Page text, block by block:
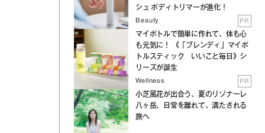
シュ ボディトリマーが進化！
Beauty PR
マイボトルで簡単に作れて、体も心
も元気に！ 《「ブレンディ」マイボ
トルスティック いいこと毎日》シ
リーズが誕生
Wellness PR
小芝風花が出合う、夏のリゾナーレ
八ヶ岳。日常を離れて、満たされる
旅へ